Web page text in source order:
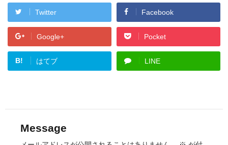
Twitter Facebook
Google+ Pocket
B! はてブ LINE
Message